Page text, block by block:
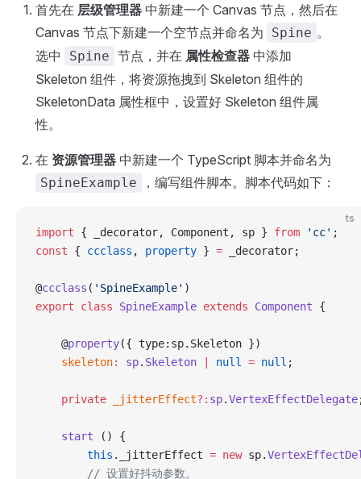
首先在 层级管理器 中新建一个 Canvas 节点，然后在
Canvas 节点下新建一个空节点并命名为
Spine 。
选中
Spine 节点，并在 属性检查器 中添加
Skeleton 组件，将资源拖拽到 Skeleton 组件的
SkeletonData 属性框中，设置好 Skeleton 组件属
性。
在 资源管理器 中新建一个 TypeScript 脚本并命名为
SpineExample ，编写组件脚本。脚本代码如下：
ts
import { _decorator, Component, sp } from 'cc' ;
const { ccclass , property } = _decorator;
@ccclass ( 'SpineExample' )
export class SpineExample extends Component {
    @
property({ type:sp.Skeleton })
    skeleton
: sp. Skeleton | null = null ;
    private
_jitterEffect?: sp.VertexEffectDelegate
    start
() {
        this
._jitterEffect = new sp.
        // 设置好抖动参数。